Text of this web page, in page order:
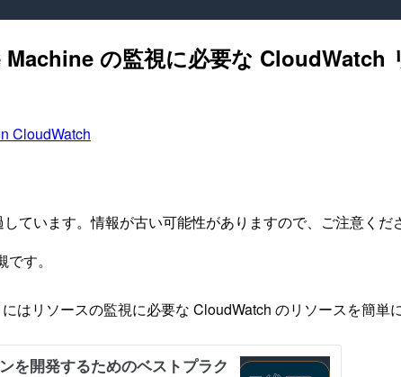
の監視に必要な CloudWatch
CloudWatch
ています。情報が古い可能性がありますので、ご注意くだ
す。
はリソースの監視に必要な CloudWatch のリソースを簡単